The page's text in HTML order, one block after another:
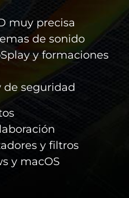
muy precisa
de sonido
y formaciones
de seguridad
y filtros
y macOS